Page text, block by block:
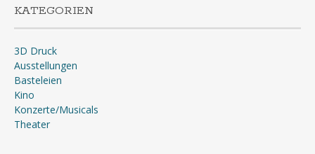
KATEGORIEN
3D Druck
Ausstellungen
Basteleien
Kino
Konzerte/Musicals
Theater